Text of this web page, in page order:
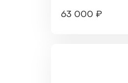
63 000 ₽